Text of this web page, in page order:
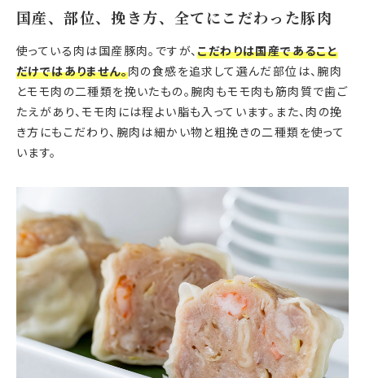
国産、部位、挽き方、全てにこだわった豚肉
使っている肉は国産豚肉。ですが、こだわりは国産であること
だけではありません。肉の食感を追求して選んだ部位は、腕肉
とモモ肉の二種類を挽いたもの。腕肉もモモ肉も筋肉質で歯ご
たえがあり、モモ肉には程よい脂も入っています。また、肉の挽
き方にもこだわり、腕肉は細かい物と粗挽きの二種類を使って
います。